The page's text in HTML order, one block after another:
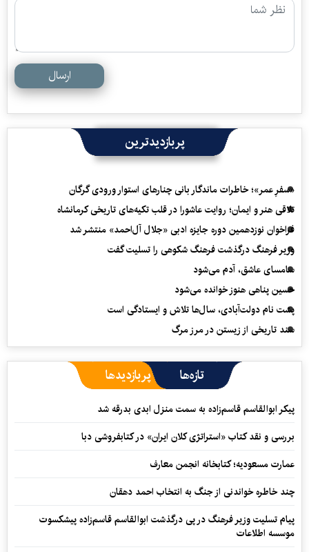
ارسال
پربازدیدترین
«سفرِ عمر»؛ خاطرات ماندگار بانی چنارهای استوار ورودی گرگان
تلاقی هنر و ایمان؛ روایت عاشورا در قلب تکیه‌های تاریخی کرمانشاه
فراخوان نوزدهمین دوره جایزه ادبی «جلال آل‌احمد» منتشر شد
وزیر فرهنگ درگذشت فرهنگ شکوهی را تسلیت گفت
سامسای عاشق، آدم می‌شود
حسین پناهی هنوز خوانده می‌شود
پشت نام دولت‌آبادی، سال‌ها تلاش و ایستادگی است
سند تاریخی از زیستن در مرز مرگ
تازه‌ها پربازدیدها
پیکر ابوالقاسم قاسم‌زاده به سمت منزل ابدی بدرقه شد
بررسی و نقد کتاب «استراتژی کلان ایران» در کتابفروشی دبا
عمارت مسعودیه؛ کتابخانه انجمن معارف
چند خاطره خواندنی از جنگ به انتخاب احمد دهقان
پیام تسلیت وزیر فرهنگ در پی درگذشت ابوالقاسم قاسم‌زاده پیشکسوت
موسسه اطلاعات